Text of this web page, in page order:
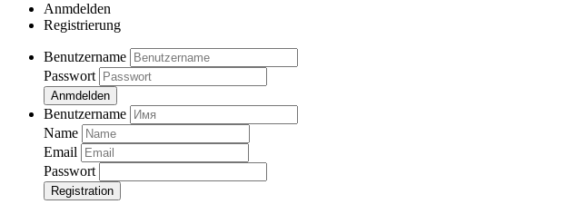
Anmdelden
Registrierung
Benutzername
Passwort
Anmdelden
Benutzername
Name
Email
Passwort
Registration